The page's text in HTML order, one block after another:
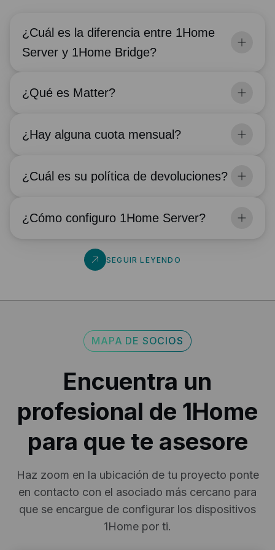
de Miniserver y sincronización de la
Conexión local y privada, sin necesidad de
¿Cuál es la diferencia entre 1Home
Server y 1Home Bridge?
¿Qué es Matter?
¿Hay alguna cuota mensual?
¿Cuál es su política de devoluciones?
política de devoluciones.
¿Cómo configuro 1Home Server?
aquí
SEGUIR LEYENDO
MAPA DE SOCIOS
Encuentra un
profesional de 1Home
para que te asesore
Haz zoom en la ubicación de tu proyecto ponte
en contacto con el asociado más cercano para
que se encargue de configurar los dispositivos
1Home por ti.